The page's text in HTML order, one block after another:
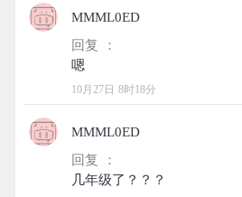
MMML0ED
回复 ：
10月27日 8时18分
MMML0ED
回复 ：